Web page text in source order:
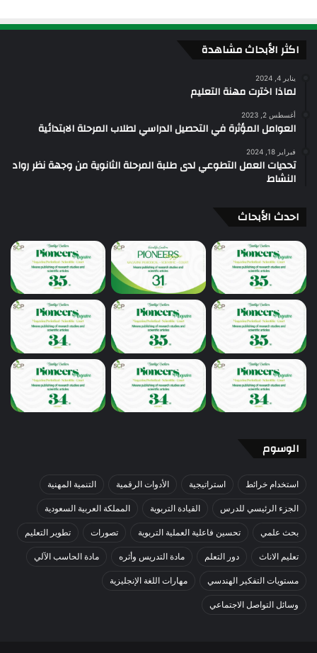
اكثر الأبحاث مشاهدة
يناير 4, 2024
لماذا اخترت مهنة التعليم
أغسطس 2, 2023
العوامل المؤثرة في التحصيل الدراسي لطلاب المرحلة الابتدائية
فبراير 18, 2024
تحديات العمل التطوعي لدى طلبة المرحلة الثانوية من وجهة نظر رواد
النشاط
احدث الأبحاث
الوسوم
استخدام خرائط استراتيجية الأدوات الرقمية التنمية المهنية
الجزء الرئيسي للدرس القيادة التربوية المملكة العربية السعودية
بحث علمي تحسين فاعلية العملية التربوية تصورات تطوير التعليم
تعليم الاناث دور التعلم مادة التدريس وأثره مادة الحاسب الآلي
مستويات التفكير الهندسي مهارات اللغة الإنجليزية
وسائل التواصل الاجتماعي